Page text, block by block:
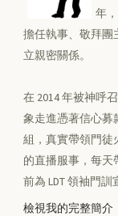
年
擔任執事、敬拜團
立親密關係。
在 2014 年被神呼
象走進憑著信心募
組，真實帶領門徒
的直播服事，每天
前為 LDT 領袖門訓
檢視我的完整簡介